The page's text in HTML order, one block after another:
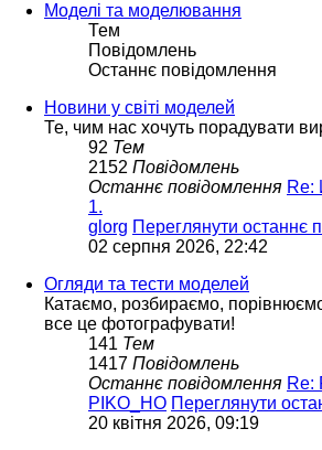
Моделі та моделювання
Тем
Повідомлень
Останнє повідомлення
Новини у світі моделей
Те, чим нас хочуть порадувати
92 Тем
2152 Повідомлень
Останнє повідомлення Re:
1.
glorg Переглянути останнє
02 серпня 2026, 22:42
Огляди та тести моделей
Катаємо, розбираємо,
все це фотографувати!
141 Тем
1417 Повідомлень
Останнє повідомлення Re:
PIKO_HO Переглянути
20 квітня 2026, 09:19